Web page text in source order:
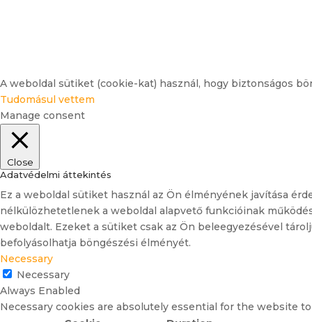
A weboldal sütiket (cookie-kat) használ, hogy biztonságos
Tudomásul vettem
Manage consent
Close
Adatvédelmi áttekintés
Ez a weboldal sütiket használ az Ön élményének javítása
nélkülözhetetlenek a weboldal alapvető funkcióinak
weboldalt. Ezeket a sütiket csak az Ön beleegyezésével
befolyásolhatja böngészési élményét.
Necessary
Necessary
Always Enabled
Necessary cookies are absolutely essential for the website